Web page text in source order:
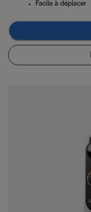
Facile à déplacer